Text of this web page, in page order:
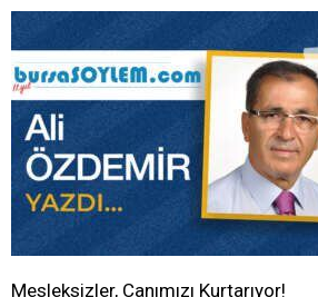
Mesleksizler, Canımızı Kurtarıyor!